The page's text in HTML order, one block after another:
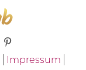
Impressum